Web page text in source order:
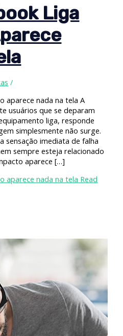
Liga
/
aparece nada na tela A
usuários que se deparam
liga, responde
simplesmente não surge.
sensação imediata de falha
sempre esteja relacionado
aparece […]
aparece nada na tela Read